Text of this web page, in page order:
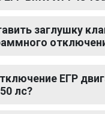
заглушку
ЕГР
лс?